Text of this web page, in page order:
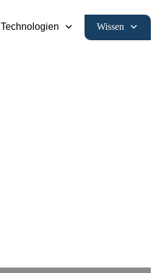
Technologien Wissen